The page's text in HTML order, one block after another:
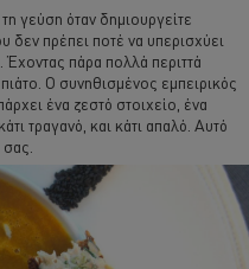
γεύση όταν δημιουργείτε
δεν πρέπει ποτέ να υπερισχύει
Έχοντας πάρα πολλά περιττά
Ο συνηθισμένος εμπειρικός
ένα ζεστό στοιχείο, ένα
τραγανό, και κάτι απαλό. Αυτό